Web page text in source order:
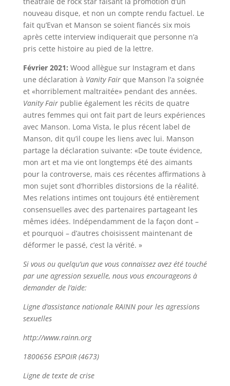
nouveau disque, et non un compte rendu factuel. Le
fait qu’Evan et Manson se soient fiancés six mois
après cette interview indiquerait que personne n’a
pris cette histoire au pied de la lettre.
Février 2021: Wood allègue sur Instagram et dans
une déclaration à Vanity Fairque Manson l’a soignée
et «horriblement maltraitée» pendant des années.
Vanity Fairpublie également les récits de quatre
autres femmes qui ont fait part de leurs expériences
avec Manson. Loma Vista, le plus récent label de
Manson, dit qu’il coupe les liens avec lui. Manson
partage la déclaration suivante: «De toute évidence,
mon art et ma vie ont longtemps été des aimants
pour la controverse, mais ces récentes affirmations à
mon sujet sont d’horribles distorsions de la réalité.
Mes relations intimes ont toujours été entièrement
consensuelles avec des partenaires partageant les
mêmes idées. Indépendamment de la façon dont –
et pourquoi – d’autres choisissent maintenant de
déformer le passé, c’est la vérité. »
Si vous ou quelqu’un que vous connaissez avez été touché
par une agression sexuelle, nous vous encourageons à
demander de l’aide:
Ligne d’assistance nationale RAINN pour les agressions
sexuelles
http://www.rainn.org
1800656 ESPOIR (4673)
Ligne de texte de crise